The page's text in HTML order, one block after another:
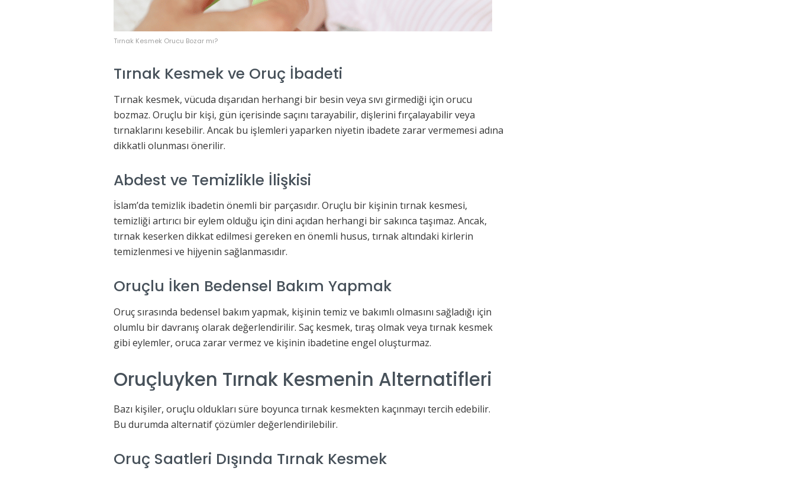
Tırnak Kesmek Orucu Bozar mı?
Tırnak Kesmek ve Oruç İbadeti
Tırnak kesmek, vücuda dışarıdan herhangi bir besin veya sıvı girmediği için orucu
bozmaz. Oruçlu bir kişi, gün içerisinde saçını tarayabilir, dişlerini fırçalayabilir veya
tırnaklarını kesebilir. Ancak bu işlemleri yaparken niyetin ibadete zarar vermemesi adına
dikkatli olunması önerilir.
Abdest ve Temizlikle İlişkisi
İslam’da temizlik ibadetin önemli bir parçasıdır. Oruçlu bir kişinin tırnak kesmesi,
temizliği artırıcı bir eylem olduğu için dini açıdan herhangi bir sakınca taşımaz. Ancak,
tırnak keserken dikkat edilmesi gereken en önemli husus, tırnak altındaki kirlerin
temizlenmesi ve hijyenin sağlanmasıdır.
Oruçlu İken Bedensel Bakım Yapmak
Oruç sırasında bedensel bakım yapmak, kişinin temiz ve bakımlı olmasını sağladığı için
olumlu bir davranış olarak değerlendirilir. Saç kesmek, tıraş olmak veya tırnak kesmek
gibi eylemler, oruca zarar vermez ve kişinin ibadetine engel oluşturmaz.
Oruçluyken Tırnak Kesmenin Alternatifleri
Bazı kişiler, oruçlu oldukları süre boyunca tırnak kesmekten kaçınmayı tercih edebilir.
Bu durumda alternatif çözümler değerlendirilebilir.
Oruç Saatleri Dışında Tırnak Kesmek